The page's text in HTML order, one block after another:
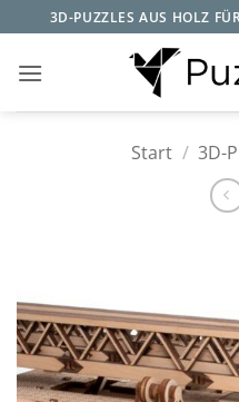
Inhalt
springen
3D-PUZZLES AUS HOLZ
Start / 3D-